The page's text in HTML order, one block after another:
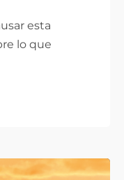
esta
lo que